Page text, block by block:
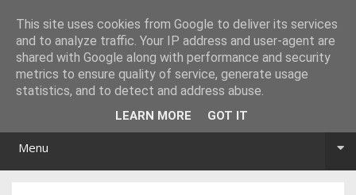
Menu
This site uses cookies from Google to deliver its services
and to analyze traffic. Your IP address and user-agent are
shared with Google along with performance and security
metrics to ensure quality of service, generate usage
statistics, and to detect and address abuse.
LEARN MORE GOT IT